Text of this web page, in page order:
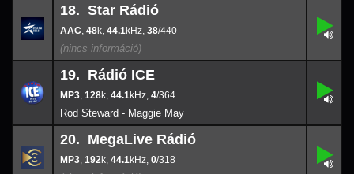
18.
18. Star Rádió
, 48k, 44.1 , 38/440 440
19.
19. Rádió ICE
, 128k, 44.1 , 4/364
Rod Steward - Maggie May
k
364
20.
20. MegaLive Rádió
, 192k, 44.1 , 0/318
k
318